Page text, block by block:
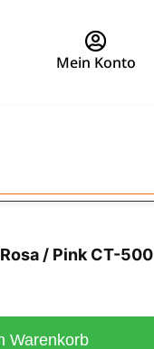
Mein Konto
/ Pink CT-500
Warenkorb